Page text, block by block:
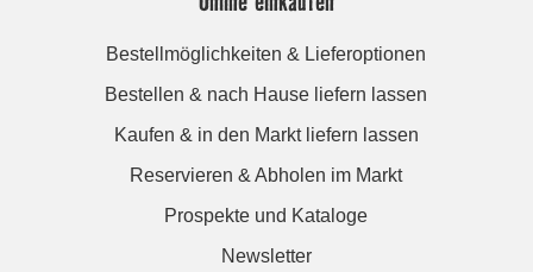
Bestellmöglichkeiten & Lieferoptionen
Bestellen & nach Hause liefern lassen
Kaufen & in den Markt liefern lassen
Reservieren & Abholen im Markt
Prospekte und Kataloge
Newsletter